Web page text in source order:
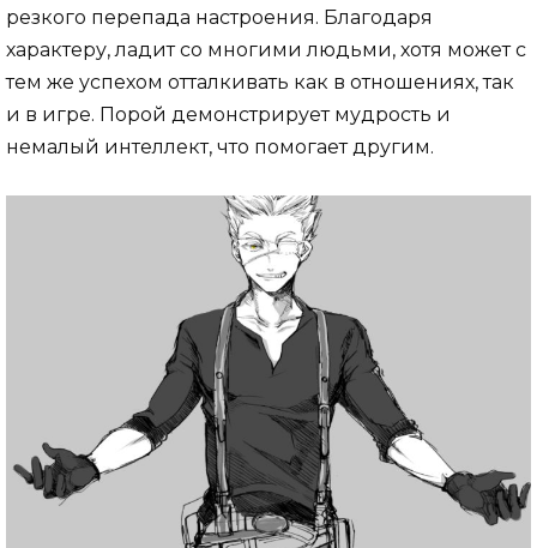
резкого перепада настроения. Благодаря
характеру, ладит со многими людьми, хотя может с
тем же успехом отталкивать как в отношениях, так
и в игре. Порой демонстрирует мудрость и
немалый интеллект, что помогает другим.